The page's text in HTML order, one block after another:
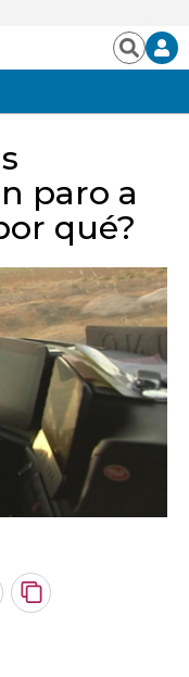
Buscar
paro a
qué?
Copiar